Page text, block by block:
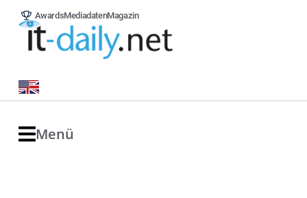
AwardsMediadatenMagazin
Menü